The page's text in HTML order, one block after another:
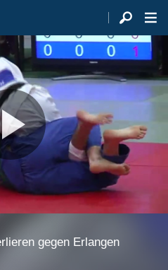
Video
gegen Erlangen